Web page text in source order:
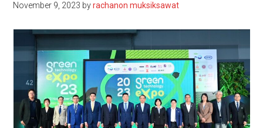
November 9, 2023 byrachanon muksiksawat